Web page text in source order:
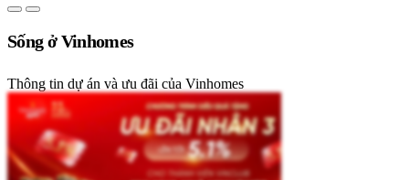
Sống ở Vinhomes
Thông tin dự án và ưu đãi của Vinhomes